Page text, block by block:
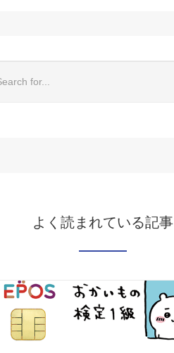
よく読まれている記事